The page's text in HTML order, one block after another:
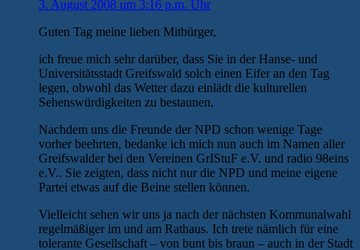
3. August 2008 um 3:16 p.m. Uhr
Guten Tag meine lieben Mitbürger,
ich freue mich sehr darüber, dass Sie in der Hanse- und
Universitätsstadt Greifswald solch einen Eifer an den Tag
legen, obwohl das Wetter dazu einlädt die kulturellen
Sehenswürdigkeiten zu bestaunen.
Nachdem uns die Freunde der NPD schon wenige Tage
vorher beehrten, bedanke ich mich nun auch im Namen aller
Greifswalder bei den Vereinen GrIStuF e.V. und radio 98eins
e.V.. Sie zeigten, dass nicht nur die NPD und meine eigene
Partei etwas auf die Beine stellen können.
Vielleicht sehen wir uns ja nach der nächsten Kommunalwahl
regelmäßiger im und am Rathaus. Ich trete nämlich für eine
tolerante Gesellschaft – von bunt bis braun – auch in der Stadt